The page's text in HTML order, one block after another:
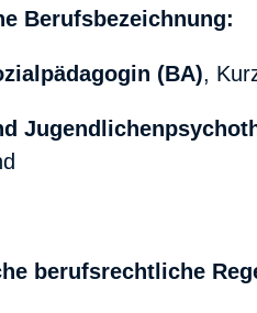
Berufsbezeichnung:
(BA),
berufsrechtliche